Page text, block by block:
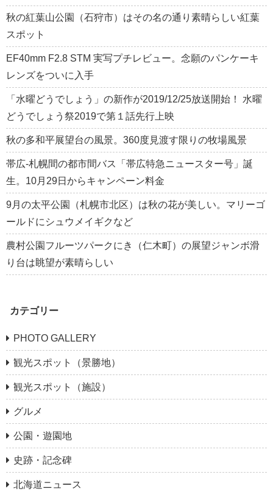
秋の紅葉山公園（石狩市）はその名の通り素晴らしい紅葉
スポット
EF40mm F2.8 STM 実写プチレビュー。念願のパンケーキ
レンズをついに入手
「水曜どうでしょう」の新作が2019/12/25放送開始！ 水曜
どうでしょう祭2019で第１話先行上映
秋の多和平展望台の風景。360度見渡す限りの牧場風景
帯広-札幌間の都市間バス「帯広特急ニュースター号」誕
生。10月29日からキャンペーン料金
9月の太平公園（札幌市北区）は秋の花が美しい。マリーゴ
ールドにシュウメイギクなど
農村公園フルーツパークにき（仁木町）の展望ジャンボ滑
り台は眺望が素晴らしい
カテゴリー
PHOTO GALLERY
観光スポット（景勝地）
観光スポット（施設）
グルメ
公園・遊園地
史跡・記念碑
北海道ニュース